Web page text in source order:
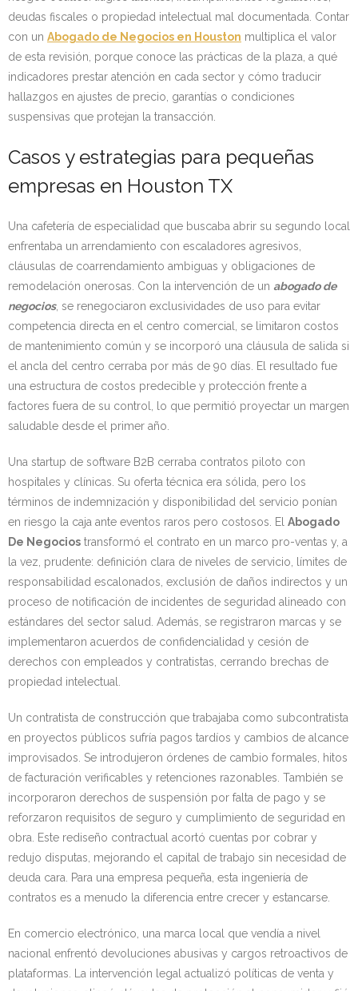
deudas fiscales o propiedad intelectual mal documentada. Contar
con un Abogado de Negocios en Houston multiplica el valor
de esta revisión, porque conoce las prácticas de la plaza, a qué
indicadores prestar atención en cada sector y cómo traducir
hallazgos en ajustes de precio, garantías o condiciones
suspensivas que protejan la transacción.
Casos y estrategias para pequeñas
empresas en Houston TX
Una cafetería de especialidad que buscaba abrir su segundo local
enfrentaba un arrendamiento con escaladores agresivos,
cláusulas de coarrendamiento ambiguas y obligaciones de
remodelación onerosas. Con la intervención de un abogado de
negocios, se renegociaron exclusividades de uso para evitar
competencia directa en el centro comercial, se limitaron costos
de mantenimiento común y se incorporó una cláusula de salida si
el ancla del centro cerraba por más de 90 días. El resultado fue
una estructura de costos predecible y protección frente a
factores fuera de su control, lo que permitió proyectar un margen
saludable desde el primer año.
Una startup de software B2B cerraba contratos piloto con
hospitales y clínicas. Su oferta técnica era sólida, pero los
términos de indemnización y disponibilidad del servicio ponían
en riesgo la caja ante eventos raros pero costosos. El Abogado
De Negocios transformó el contrato en un marco pro-ventas y, a
la vez, prudente: definición clara de niveles de servicio, límites de
responsabilidad escalonados, exclusión de daños indirectos y un
proceso de notificación de incidentes de seguridad alineado con
estándares del sector salud. Además, se registraron marcas y se
implementaron acuerdos de confidencialidad y cesión de
derechos con empleados y contratistas, cerrando brechas de
propiedad intelectual.
Un contratista de construcción que trabajaba como subcontratista
en proyectos públicos sufría pagos tardíos y cambios de alcance
improvisados. Se introdujeron órdenes de cambio formales, hitos
de facturación verificables y retenciones razonables. También se
incorporaron derechos de suspensión por falta de pago y se
reforzaron requisitos de seguro y cumplimiento de seguridad en
obra. Este rediseño contractual acortó cuentas por cobrar y
redujo disputas, mejorando el capital de trabajo sin necesidad de
deuda cara. Para una empresa pequeña, esta ingeniería de
contratos es a menudo la diferencia entre crecer y estancarse.
En comercio electrónico, una marca local que vendía a nivel
nacional enfrentó devoluciones abusivas y cargos retroactivos de
plataformas. La intervención legal actualizó políticas de venta y